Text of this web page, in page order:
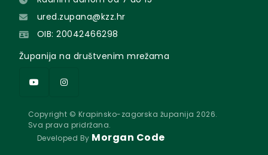
ured.zupana@kzz.hr
OIB: 20042466298
Županija na društvenim mrežama
Copyright © Krapinsko-zagorska županija 2026.
Sva prava pridržana.
Developed By Morgan Code